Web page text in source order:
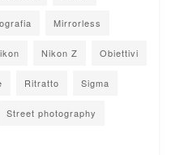
Mirrorless
Nikon Z Obiettivi
Ritratto Sigma
Street photography